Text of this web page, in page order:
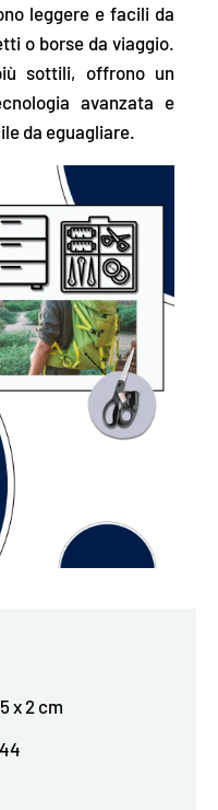
leggere e facili da
o borse da viaggio
sottili, offrono un
avanzata e
da eguagliare.
x 2 cm